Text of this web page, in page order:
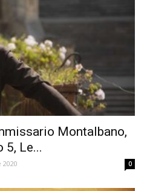
Montalbano,
5, Le...
0